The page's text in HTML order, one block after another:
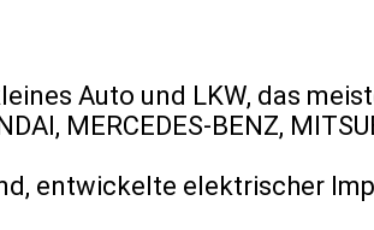
Auto und LKW, das
MERCEDES-BENZ,
entwickelte elektrischer